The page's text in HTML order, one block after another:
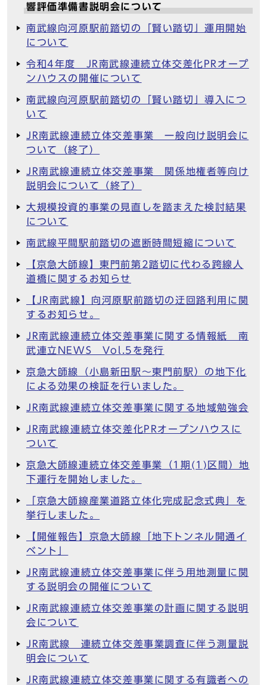
響評価準備書説明会について
南武線向河原駅前踏切の「賢い踏切」運用開始
について
令和4年度 JR南武線連続立体交差化PRオープ
ンハウスの開催について
南武線向河原駅前踏切の「賢い踏切」導入につ
いて
JR南武線連続立体交差事業 一般向け説明会に
ついて（終了）
JR南武線連続立体交差事業 関係地権者等向け
説明会について（終了）
大規模投資的事業の見直しを踏まえた検討結果
について
南武線平間駅前踏切の遮断時間短縮について
【京急大師線】東門前第2踏切に代わる跨線人
道橋に関するお知らせ
【JR南武線】向河原駅前踏切の迂回路利用に関
するお知らせ。
JR南武線連続立体交差事業に関する情報紙 南
武連立NEWS Vol.5を発行
京急大師線（小島新田駅～東門前駅）の地下化
による効果の検証を行いました。
JR南武線連続立体交差事業に関する地域勉強会
JR南武線連続立体交差化PRオープンハウスに
ついて
京急大師線連続立体交差事業（1期(1)区間）地
下運行を開始しました。
「京急大師線産業道路立体化完成記念式典」を
挙行しました。
【開催報告】京急大師線「地下トンネル開通イ
ベント」
JR南武線連続立体交差事業に伴う用地測量に関
する説明会の開催について
JR南武線連続立体交差事業の計画に関する説明
会について
JR南武線 連続立体交差事業調査に伴う測量説
明会について
JR南武線連続立体交差事業に関する有識者への